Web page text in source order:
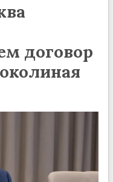
договор